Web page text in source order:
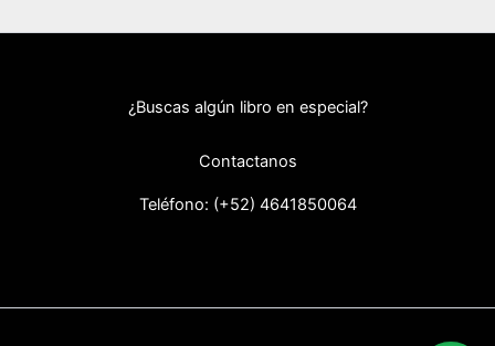
¿Buscas algún libro en especial?
Contactanos
Teléfono: (+52) 4641850064